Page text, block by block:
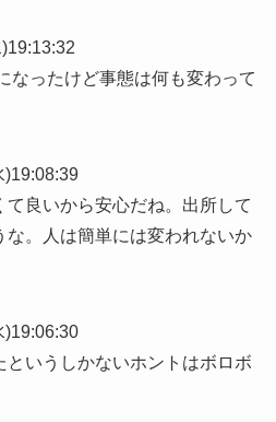
なったけど事態は何も変わって
)19:08:39
良いから安心だね。出所して
な。人は簡単には変われないか
)19:06:30
というしかないホントはボロボ